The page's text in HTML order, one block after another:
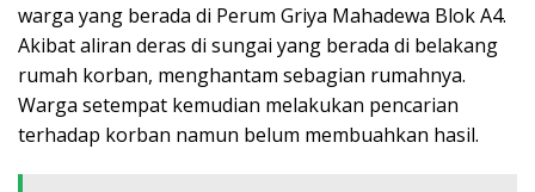
warga yang berada di Perum Griya Mahadewa Blok A4.
Akibat aliran deras di sungai yang berada di belakang
rumah korban, menghantam sebagian rumahnya.
Warga setempat kemudian melakukan pencarian
terhadap korban namun belum membuahkan hasil.